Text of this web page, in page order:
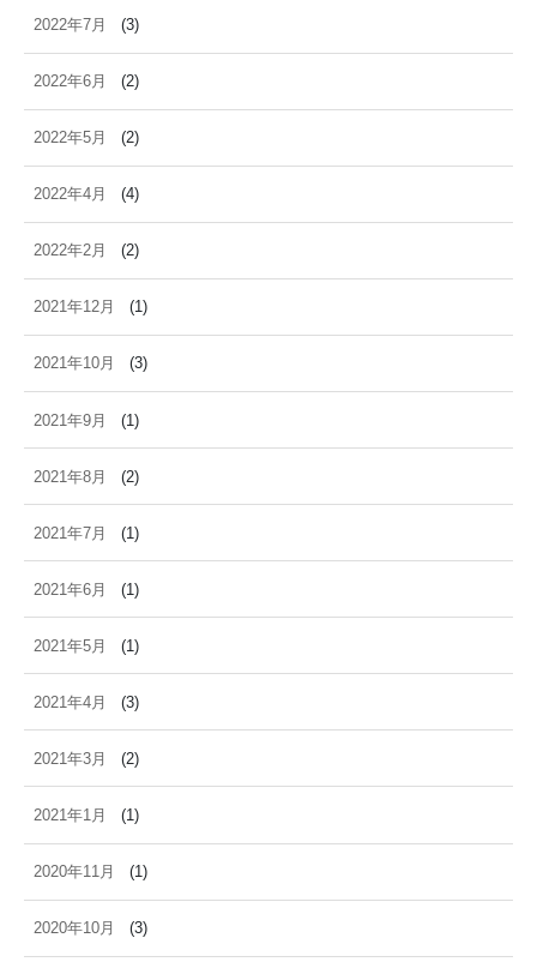
2022年7月 (3)
2022年6月 (2)
2022年5月 (2)
2022年4月 (4)
2022年2月 (2)
2021年12月 (1)
2021年10月 (3)
2021年9月 (1)
2021年8月 (2)
2021年7月 (1)
2021年6月 (1)
2021年5月 (1)
2021年4月 (3)
2021年3月 (2)
2021年1月 (1)
2020年11月 (1)
2020年10月 (3)